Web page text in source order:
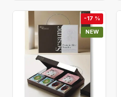
NEW
-17 %